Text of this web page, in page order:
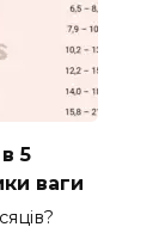
5
ваги